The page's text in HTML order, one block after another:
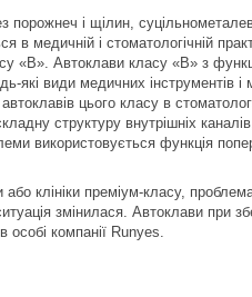
і щілин,
медичній і стоматологічній
«B». Автоклави класу «В» з
які види медичних інструментів і
цього класу в
структуру внутрішніх
використовується функція
клініки преміум-класу,
змінилася. Автоклави при
особі компанії Runyes.